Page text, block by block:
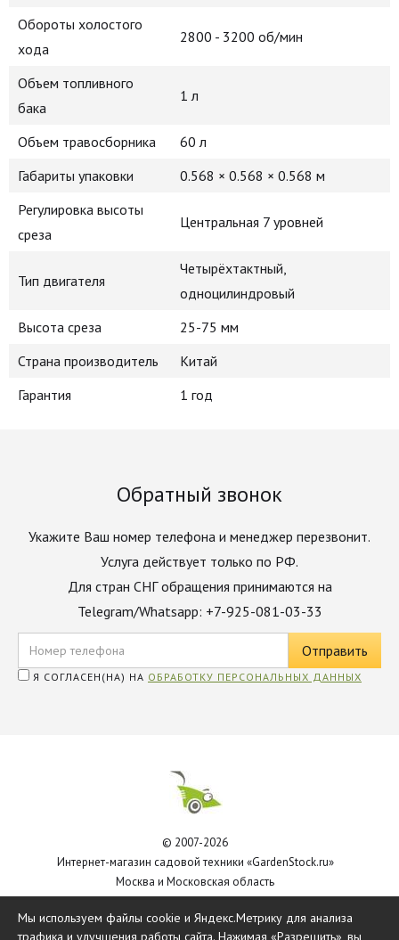
Обороты холостого
хода
2800 - 3200 об/мин
Объем топливного
бака
1 л
Объем травосборника
60 л
Габариты упаковки
0.568 × 0.568 × 0.568 м
Регулировка высоты
среза
Центральная 7 уровней
Тип двигателя
Четырёхтактный,
одноцилиндровый
Высота среза
25-75 мм
Страна производитель
Китай
Гарантия
1 год
Обратный звонок
Укажите Ваш номер телефона и менеджер перезвонит.
Услуга действует только по РФ.
Для стран СНГ обращения принимаются на
Telegram/Whatsapp: +7-925-081-03-33
Я СОГЛАСЕН(НА) НА ОБРАБОТКУ ПЕРСОНАЛЬНЫХ ДАННЫХ
© 2007-2026
Интернет-магазин садовой техники «GardenStock.ru»
Москва и Московская область
Мы используем файлы cookie и Яндекс.Метрику для анализа
трафика и улучшения работы сайта. Нажимая «Разрешить», вы